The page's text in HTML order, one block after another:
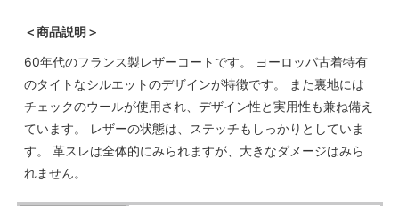
＜商品説明＞
60年代のフランス製レザーコートです。 ヨーロッパ古着特有
のタイトなシルエットのデザインが特徴です。 また裏地には
チェックのウールが使用され、デザイン性と実用性も兼ね備え
ています。 レザーの状態は、ステッチもしっかりとしていま
す。 革スレは全体的にみられますが、大きなダメージはみら
れません。